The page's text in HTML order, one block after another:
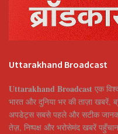
Uttarakhand Broadcast
Uttarakhand Broadcast एक
भारत और दुनिया भर की ताज़ा खबरें,
अपडेट्स सबसे पहले और सटीक
तेज़, निष्पक्ष और भरोसेमंद खबरें